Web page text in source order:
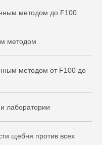
методом до F100
методом
методом от F100 до
лаборатории
щебня против всех